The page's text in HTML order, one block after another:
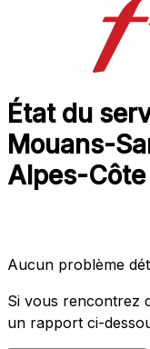
État du
Mouans-
Alpes-
Aucun problème
Si vous rencontrez
un rapport ci-